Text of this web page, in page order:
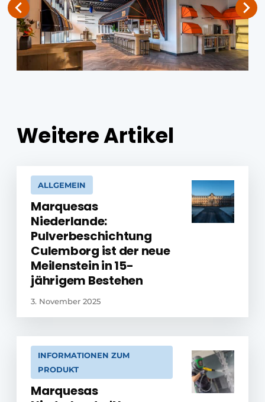
Weitere Artikel
ALLGEMEIN
Marquesas
Niederlande:
Pulverbeschichtung
Culemborg ist der neue
Meilenstein in 15-
jährigem Bestehen
3. November 2025
INFORMATIONEN ZUM
PRODUKT
Marquesas